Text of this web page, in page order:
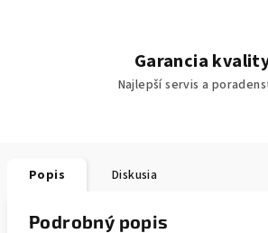
Garancia
Najlepší servis a
Popis Diskusia
Podrobný popis